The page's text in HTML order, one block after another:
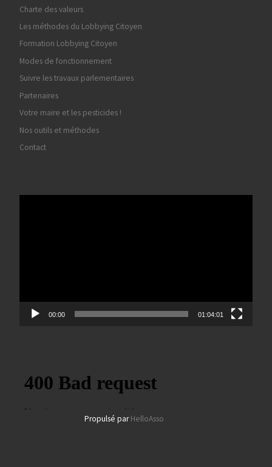
Charte des valeurs
Les méthodes du Lobbying Citoyen
Formation Lobbying Citoyen
Modes de fonctionnement
Suivre les travaux parlementaires
Partenaires
Votre maire et les pesticides !
Nos outils et méthodes
Contact
00:00 01:04:01
Propulsé parHelloAsso